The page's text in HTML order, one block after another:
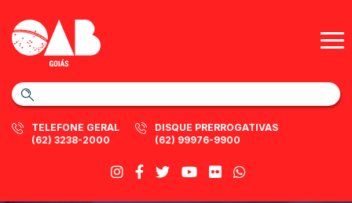
TELEFONE GERAL
(62) 3238-2000
DISQUE PRERROGATIVAS
(62) 99976-9900